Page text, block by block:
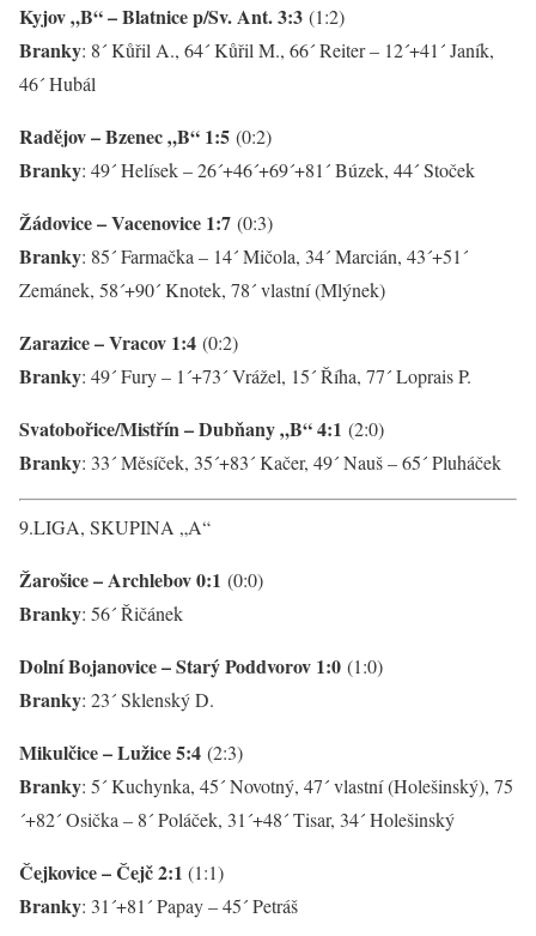
Kyjov „B“ – Blatnice p/Sv. Ant. 3:3 (1:2)
Branky: 8´ Kůřil A., 64´ Kůřil M., 66´ Reiter – 12´+41´ Janík,
46´ Hubál
Radějov – Bzenec „B“ 1:5 (0:2)
Branky: 49´ Helísek – 26´+46´+69´+81´ Búzek, 44´ Stoček
Žádovice – Vacenovice 1:7 (0:3)
Branky: 85´ Farmačka – 14´ Mičola, 34´ Marcián, 43´+51´
Zemánek, 58´+90´ Knotek, 78´ vlastní (Mlýnek)
Zarazice – Vracov 1:4 (0:2)
Branky: 49´ Fury – 1´+73´ Vrážel, 15´ Říha, 77´ Loprais P.
Svatobořice/Mistřín – Dubňany „B“ 4:1 (2:0)
Branky: 33´ Měsíček, 35´+83´ Kačer, 49´ Nauš – 65´ Pluháček
9.LIGA, SKUPINA „A“
Žarošice – Archlebov 0:1 (0:0)
Branky: 56´ Řičánek
Dolní Bojanovice – Starý Poddvorov 1:0 (1:0)
Branky: 23´ Sklenský D.
Mikulčice – Lužice 5:4 (2:3)
Branky: 5´ Kuchynka, 45´ Novotný, 47´ vlastní (Holešinský), 75
´+82´ Osička – 8´ Poláček, 31´+48´ Tisar, 34´ Holešinský
Čejkovice – Čejč 2:1 (1:1)
Branky: 31´+81´ Papay – 45´ Petráš